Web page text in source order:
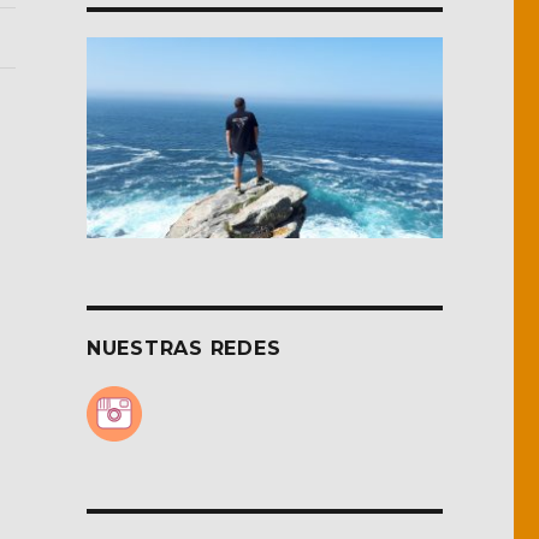
NUESTRAS REDES